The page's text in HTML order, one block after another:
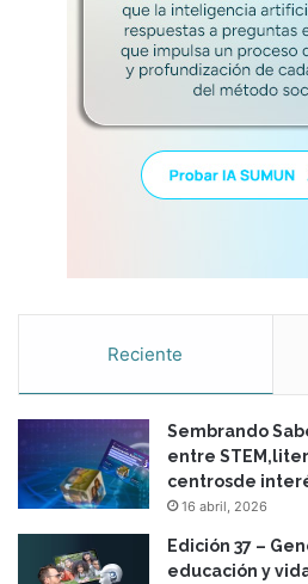
Reciente
Sembrando
entre
centrosde
16 abril, 2026
Edición 37 –
educación y